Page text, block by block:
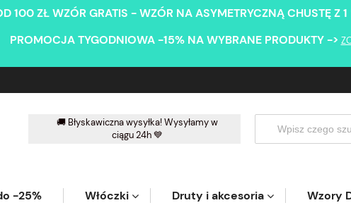
100 ZŁ WZÓR GRATIS - WZÓR NA ASYMETRYCZNĄ CHUSTĘ Z
PROMOCJA TYGODNIOWA -15% NA WYBRANE PRODUKTY ->
🚚 Błyskawiczna wysyłka! Wysyłamy w
ciągu 24h 💙
-25% Włóczki Druty i akcesoria Wzory